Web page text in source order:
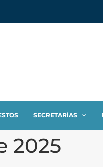
SECRETARÍAS
2025